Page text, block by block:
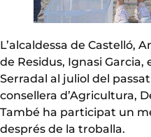
L’alcaldessa de Castelló,
de Residus, Ignasi
Serradal al juliol del
consellera d’Agricultura,
També ha participat un
després de la troballa.